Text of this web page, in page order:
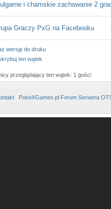
i chamskie zachowanie 2
Graczy PxG na Facebooku
wersję do druku
ten wątek
przeglądający ten wątek: 1 gości
PokeXGames.pl Forum Serwera